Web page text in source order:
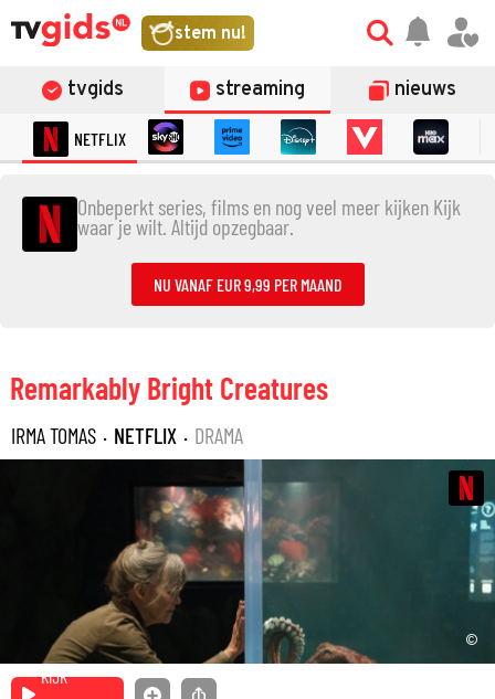
stem nu!
tvgids streaming nieuws
NETFLIX
Onbeperkt series, films en nog veel meer kijken Kijk
waar je wilt. Altijd opzegbaar.
NU VANAF EUR 9,99 PER MAAND
Remarkably Bright Creatures
IRMA TOMAS · NETFLIX · DRAMA
©
KIJK